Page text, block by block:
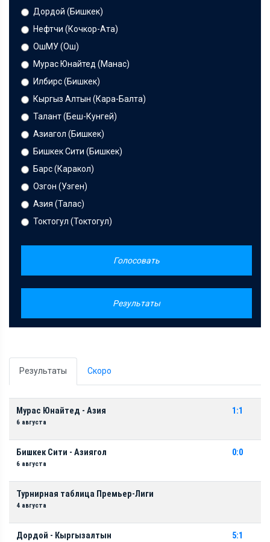
Дордой (Бишкек)
Нефтчи (Кочкор-Ата)
ОшМУ (Ош)
Мурас Юнайтед (Манас)
Илбирс (Бишкек)
Кыргыз Алтын (Кара-Балта)
Талант (Беш-Кунгей)
Азиагол (Бишкек)
Бишкек Сити (Бишкек)
Барс (Каракол)
Озгон (Узген)
Азия (Талас)
Токтогул (Токтогул)
Голосовать
Результаты
Результаты Скоро
Мурас Юнайтед - Азия
6 августа
1:1
Бишкек Сити - Азиягол
6 августа
0:0
Турнирная таблица Премьер-Лиги
4 августа
Дордой - Кыргызалтын 5:1